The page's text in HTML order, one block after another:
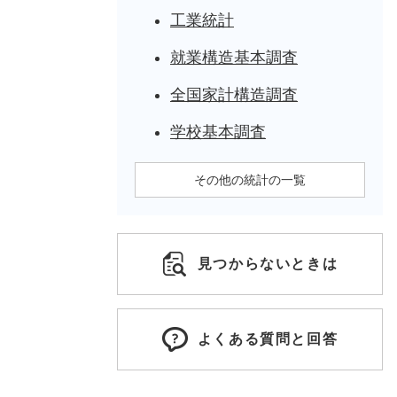
工業統計
就業構造基本調査
全国家計構造調査
学校基本調査
その他の統計の一覧
見つからないときは
よくある質問と回答